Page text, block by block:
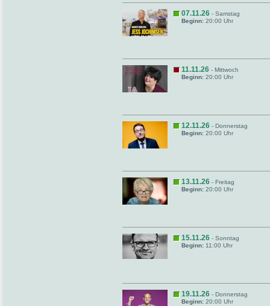
07.11.26 - Samstag
Beginn: 20:00 Uhr
11.11.26 - Mittwoch
Beginn: 20:00 Uhr
12.11.26 - Donnerstag
Beginn: 20:00 Uhr
13.11.26 - Freitag
Beginn: 20:00 Uhr
15.11.26 - Sonntag
Beginn: 11:00 Uhr
19.11.26 - Donnerstag
Beginn: 20:00 Uhr